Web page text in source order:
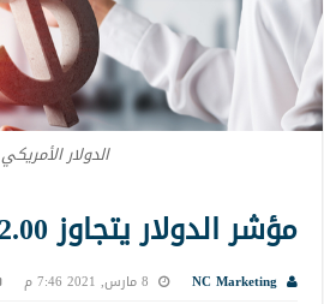
الدولار الأمريكي
مؤشر الدولار يتجاوز 92.00 نقطة
NC Marketing 8 مارس, 2021 7:46 م